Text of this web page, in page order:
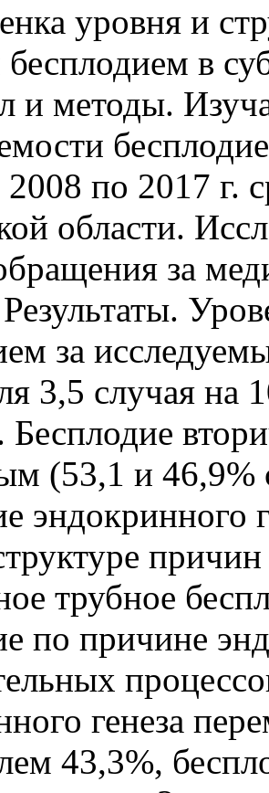
уровня и
в
и методы.
2008 по 2017 г.
области.
за
за
3,5 случая
Бесплодие
(53,1 и 46,9%
эндокринного
трубное
по причине
генеза
43,3%,